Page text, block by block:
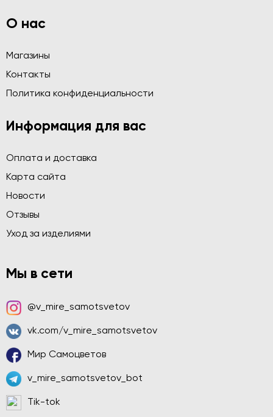
О нас
Магазины
Контакты
Политика конфиденциальности
Информация для вас
Оплата и доставка
Карта сайта
Новости
Отзывы
Уход за изделиями
Мы в сети
@v_mire_samotsvetov
vk.com/v_mire_samotsvetov
Мир Самоцветов
v_mire_samotsvetov_bot
Tik-tok